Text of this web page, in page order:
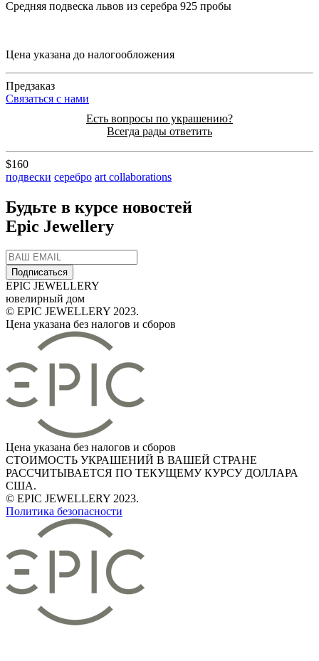
Средняя подвеска львов из серебра 925 пробы
Цена указана до налогообложения
Предзаказ
Cвязаться с нами
Есть вопросы по украшению?
Всегда рады ответить
$160
подвески серебро art collaborations
Будьте в курсе новостей
Epic Jewellery
Подписаться
EPIC JEWELLERY
ювелирный дом
© EPIC JEWELLERY 2023.
Цена указана без налогов и сборов
Цена указана без налогов и сборов
СТОИМОСТЬ УКРАШЕНИЙ В ВАШЕЙ СТРАНЕ
РАССЧИТЫВАЕТСЯ ПО ТЕКУЩЕМУ КУРСУ ДОЛЛАРА
США.
© EPIC JEWELLERY 2023.
Политика безопасности